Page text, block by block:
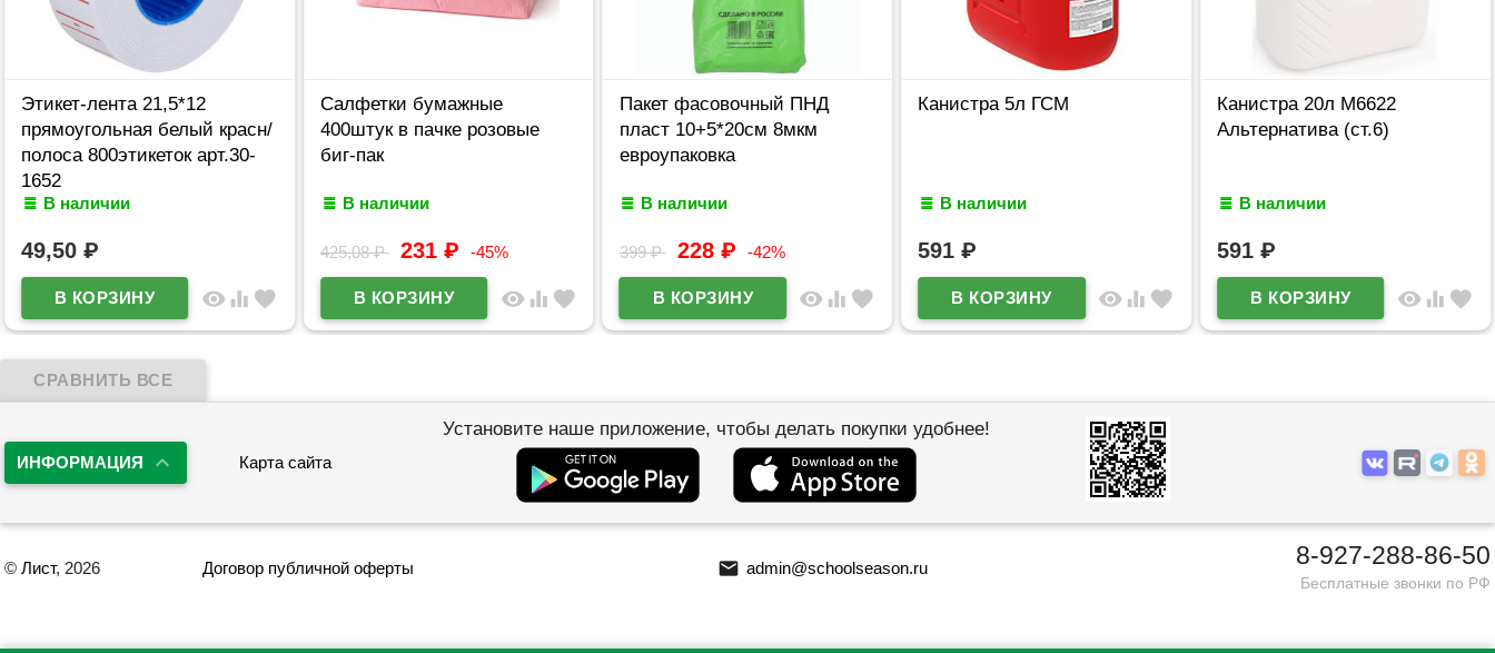
Этикет-лента 21,5*12
прямоугольная белый красн/
полоса 800этикеток арт.30-
1652
В наличии
49,50 ₽
visibility equalizer favorite
Салфетки бумажные
400штук в пачке розовые
биг-пак
В наличии
425,08₽ 231 ₽ -45%
visibility equalizer favorite
Пакет фасовочный ПНД
пласт 10+5*20см 8мкм
евроупаковка
В наличии
399₽ 228 ₽ -42%
visibility equalizer favorite
Канистра 5л ГСМ
В наличии
591₽
visibility equalizer favorite
Канистра 20л М6622
Альтернатива (ст.6)
В наличии
591₽
visibility equalizer favorite
ИНФОРМАЦИЯ Карта сайта
Установите наше приложение, чтобы делать покупки удобнее!
© Лист, 2026 Договор публичной оферты email admin@schoolseason.ru 8-927-288-86-50
Бесплатные звонки по РФ